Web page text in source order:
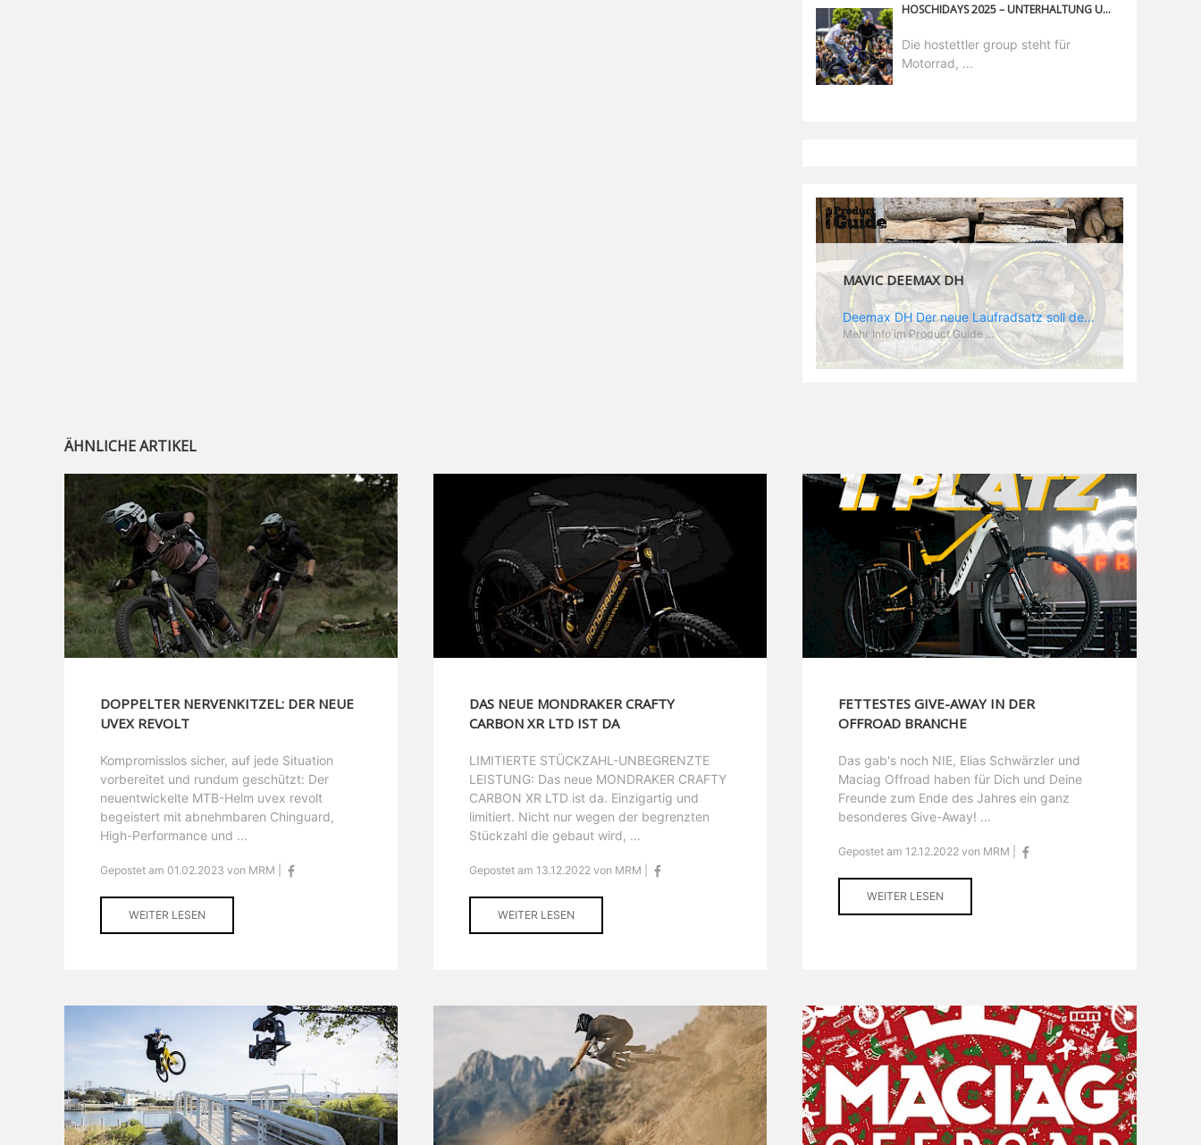
HOSCHIDAYS 2025 – UNTERHALTUNG UND ACTION FÜR JEDERMANN
Die hostettler group steht für
Motorrad, ...
MAVIC DEEMAX DH
Deemax DH Der neue Laufradsatz soll den veränderten Ansprüchen im Downhill Einsatz gerecht werden: die Geschwindigkeiten werden immer höher, die Kräfte, die aufs Material wirken ebenfalls. Damit steigen natürlich auch die Ansprüche der Fahrer ans Material. Das einzige, was eventuell niedriger wird, ist der Reifendruck. Somit ergibt sich der Anforderungskatalog an das Deemax-Update. Hier ist das Ergebnis: - der Laufradsatz bekam eine neue Felge mit 28 mm Innenbreite. Laut Scott Sharples ist das der beste Kompromiss aus Stabilität, Gewicht und Steifigkeit, vor allem aber passt diese Breite am besten zu den Reifen, die aktuell auf dem Markt sind und im Renneinsatz gefahren werden. Es gehe auch breite und schmaler, 28 mm hätten sich aber im Test als Optimum herausgestellt. - mit einem 4D-Fertigungsprozess wurde die Materialverteilung optimiert: Stabilität dort, wo sie erforderlich ist, Gewichtsersparnis da, wo es Sinn macht. Somit gibt Mavic eine GGewichtsersparnis von 15 % an, ohne an Stabilität einzubüßen - neue, ultraleichte „double butted“ Speichen und ein super effizienter Freilauf - Mavics bewährtes UST System für perfekte Kompatibilität mit Tubeless Reifen - Gewicht (Laufradset): 1944 g)
Mehr Info im Product Guide ...
ÄHNLICHE ARTIKEL
DOPPELTER NERVENKITZEL: DER NEUE
UVEX REVOLT
Kompromisslos sicher, auf jede Situation
vorbereitet und rundum geschützt: Der
neuentwickelte MTB-Helm uvex revolt
begeistert mit abnehmbaren Chinguard,
High-Performance und ...
Gepostet am 01.02.2023 von MRM |
WEITER LESEN
DAS NEUE MONDRAKER CRAFTY
CARBON XR LTD IST DA
LIMITIERTE STÜCKZAHL-UNBEGRENZTE
LEISTUNG: Das neue MONDRAKER CRAFTY
CARBON XR LTD ist da. Einzigartig und
limitiert. Nicht nur wegen der begrenzten
Stückzahl die gebaut wird, ...
Gepostet am 13.12.2022 von MRM |
WEITER LESEN
FETTESTES GIVE-AWAY IN DER
OFFROAD BRANCHE
Das gab's noch NIE, Elias Schwärzler und
Maciag Offroad haben für Dich und Deine
Freunde zum Ende des Jahres ein ganz
besonderes Give-Away! ...
Gepostet am 12.12.2022 von MRM |
WEITER LESEN